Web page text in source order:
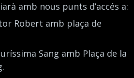
amb nous punts d’accés a:
Robert amb plaça de
Sang amb Plaça de la